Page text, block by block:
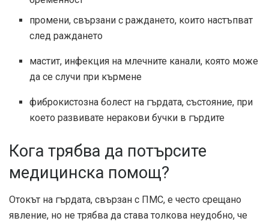
промени, свързани с раждането, които настъпват
след раждането
мастит, инфекция на млечните канали, която може
да се случи при кърмене
фиброкистозна болест на гърдата, състояние, при
което развивате неракови бучки в гърдите
Кога трябва да потърсите
медицинска помощ?
Отокът на гърдата, свързан с ПМС, е често срещано
явление, но не трябва да става толкова неудобно, че